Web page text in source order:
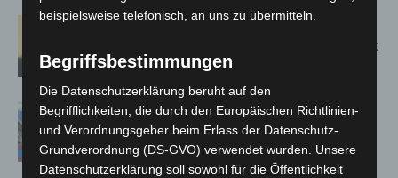
Hannover: Erste Tigermücken-
Population in Niedersachsen entdeckt
Mann läuft mit Hockeyschläger über
A7 – Polizei sucht Zeugen
beispielsweise telefonisch, an uns zu übermitteln.
Begriffsbestimmungen
Die Datenschutzerklärung beruht auf den
Begrifflichkeiten, die durch den Europäischen Richtlinien-
und Verordnungsgeber beim Erlass der Datenschutz-
Grundverordnung (DS-GVO) verwendet wurden. Unsere
Datenschutzerklärung soll sowohl für die Öffentlichkeit